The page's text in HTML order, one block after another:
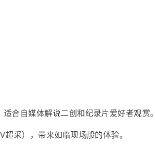
适合自媒体解说二创和纪录片爱好者观赏。
超采），带来如临现场般的体验。